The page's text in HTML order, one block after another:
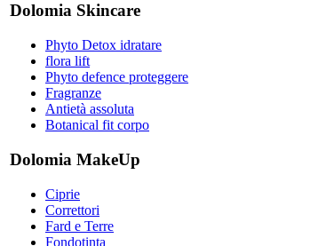
Dolomia Skincare
Phyto Detox idratare
flora lift
Phyto defence proteggere
Fragranze
Antietà assoluta
Botanical fit corpo
Dolomia MakeUp
Ciprie
Correttori
Fard e Terre
Fondotinta